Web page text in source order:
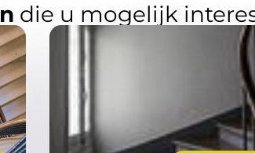
die u mogelijk